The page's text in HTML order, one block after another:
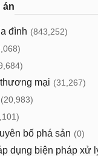
án
đình (843,252)
mại (31,267)
(20,983)
bố phá sản (0)
dụng biện pháp xử